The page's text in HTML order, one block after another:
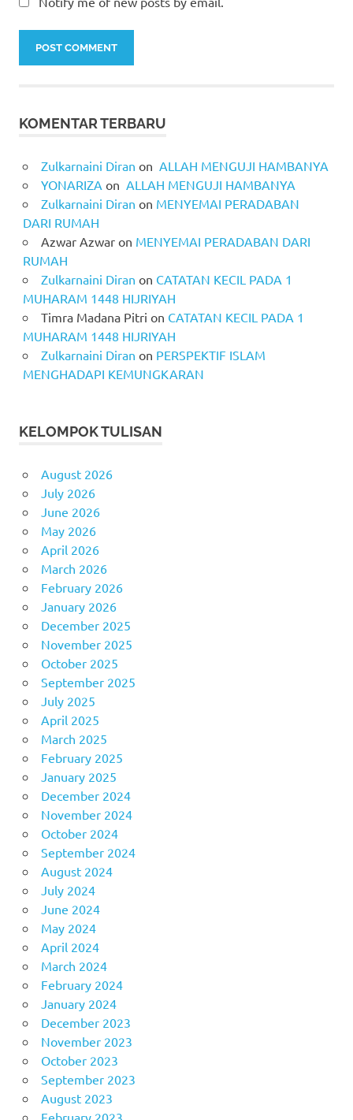
KOMENTAR TERBARU
Zulkarnaini Diran on ALLAH MENGUJI HAMBANYA
YONARIZA on ALLAH MENGUJI HAMBANYA
Zulkarnaini Diran on MENYEMAI PERADABAN
DARI RUMAH
Azwar Azwaron MENYEMAI PERADABAN DARI
RUMAH
Zulkarnaini Diran on CATATAN KECIL PADA 1
MUHARAM 1448 HIJRIYAH
Timra Madana Pitri on CATATAN KECIL PADA 1
MUHARAM 1448 HIJRIYAH
Zulkarnaini Diran on PERSPEKTIF ISLAM
MENGHADAPI KEMUNGKARAN
KELOMPOK TULISAN
August 2026
July 2026
June 2026
May 2026
April 2026
March 2026
February 2026
January 2026
December 2025
November 2025
October 2025
September 2025
July 2025
April 2025
March 2025
February 2025
January 2025
December 2024
November 2024
October 2024
September 2024
August 2024
July 2024
June 2024
May 2024
April 2024
March 2024
February 2024
January 2024
December 2023
November 2023
October 2023
September 2023
August 2023
February 2023